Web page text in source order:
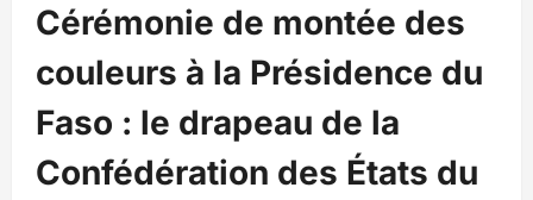
Cérémonie de montée des
couleurs à la Présidence du
Faso : le drapeau de la
Confédération des États du